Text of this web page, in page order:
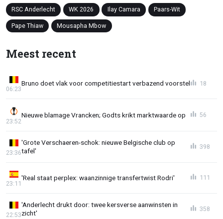
RSC Anderlecht WK 2026 Ilay Camara Paars-Wit
Pape Thiaw Mousapha Mbow
Meest recent
Bruno doet vlak voor competitiestart verbazend voorstel
06:23
18
Nieuwe blamage Vrancken; Godts krikt marktwaarde op
23:52
56
'Grote Verschaeren-schok: nieuwe Belgische club op
tafel'
23:36
398
'Real staat perplex: waanzinnige transfertwist Rodri'
23:11
111
'Anderlecht drukt door: twee kersverse aanwinsten in
zicht'
22:53
358